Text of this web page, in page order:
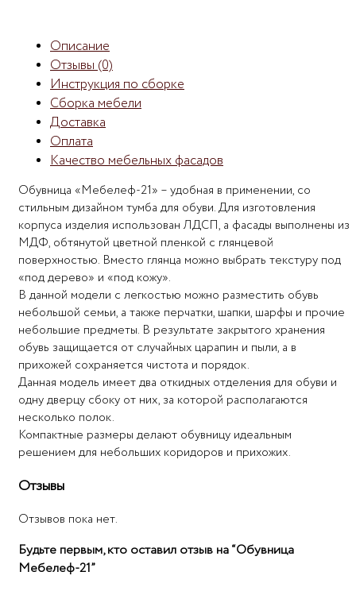
Описание
Отзывы (0)
Инструкция по сборке
Сборка мебели
Доставка
Оплата
Качество мебельных фасадов
Обувница «Мебелеф-21» – удобная в применении, со
стильным дизайном тумба для обуви. Для изготовления
корпуса изделия использован ЛДСП, а фасады выполнены из
МДФ, обтянутой цветной пленкой с глянцевой
поверхностью. Вместо глянца можно выбрать текстуру под
«под дерево» и «под кожу».
В данной модели с легкостью можно разместить обувь
небольшой семьи, а также перчатки, шапки, шарфы и прочие
небольшие предметы. В результате закрытого хранения
обувь защищается от случайных царапин и пыли, а в
прихожей сохраняется чистота и порядок.
Данная модель имеет два откидных отделения для обуви и
одну дверцу сбоку от них, за которой располагаются
несколько полок.
Компактные размеры делают обувницу идеальным
решением для небольших коридоров и прихожих.
Отзывы
Отзывов пока нет.
Будьте первым, кто оставил отзыв на “Обувница
Мебелеф-21”